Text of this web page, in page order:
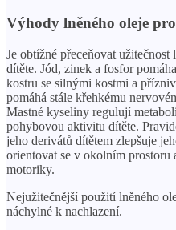
Výhody lněného oleje
Je obtížné přeceňovat
dítěte. Jód, zinek a fosfor
kostru se silnými kostmi a
pomáhá stále křehkému
Mastné kyseliny regulují
pohybovou aktivitu dítěte.
jeho derivátů dítětem zlepšuje
orientovat se v okolním prostoru
motoriky.
Nejužitečnější použití lněného
náchylné k nachlazení.